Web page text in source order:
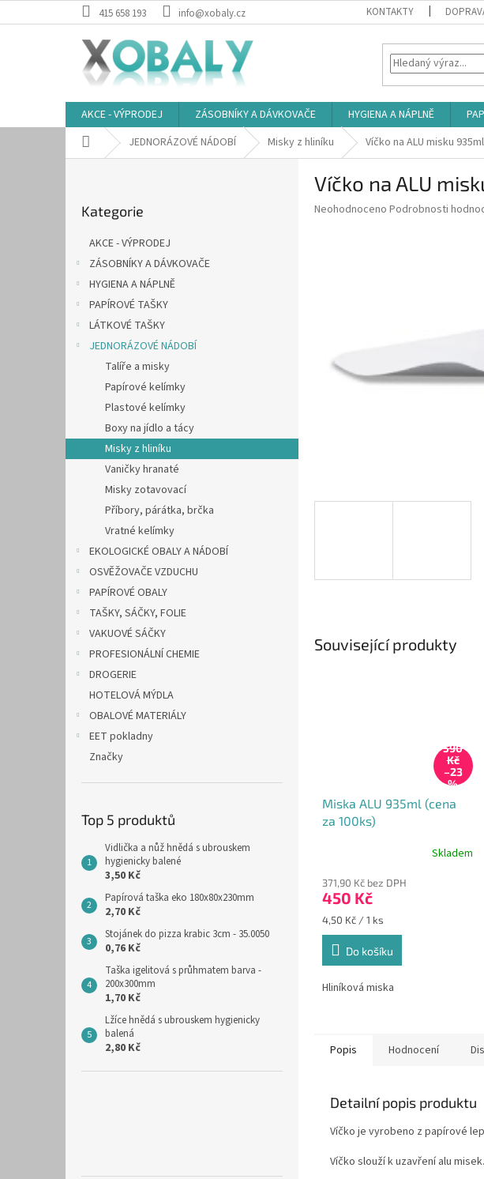
na
415 658 193 info@xobaly.cz KONTAKTY
AKCE - VÝPRODEJ ZÁSOBNÍKY A DÁVKOVAČE HYGIENA A NÁPLNĚ
Domů JEDNORÁZOVÉ NÁDOBÍ Misky z hliníku Víčko na ALU misku
kategorie
Kategorie
AKCE - VÝPRODEJ
ZÁSOBNÍKY A DÁVKOVAČE
HYGIENA A NÁPLNĚ
PAPÍROVÉ TAŠKY
LÁTKOVÉ TAŠKY
JEDNORÁZOVÉ NÁDOBÍ
Talíře a misky
Papírové kelímky
Plastové kelímky
Boxy na jídlo a tácy
Misky z hliníku
Vaničky hranaté
Misky zotavovací
Příbory, párátka, brčka
Vratné kelímky
EKOLOGICKÉ OBALY A NÁDOBÍ
OSVĚŽOVAČE VZDUCHU
PAPÍROVÉ OBALY
TAŠKY, SÁČKY, FOLIE
VAKUOVÉ SÁČKY
PROFESIONÁLNÍ CHEMIE
DROGERIE
HOTELOVÁ MÝDLA
OBALOVÉ MATERIÁLY
EET pokladny
Značky
Top 5 produktů
Vidlička a nůž hnědá s ubrouskem
hygienicky balené
3,50 Kč
Papírová taška eko 180x80x230mm
2,70 Kč
Stojánek do pizza krabic 3cm - 35.0050
0,76 Kč
Taška igelitová s průhmatem barva -
200x300mm
1,70 Kč
Lžíce hnědá s ubrouskem hygienicky
balená
2,80 Kč
Víčko na ALU
Průměrné
Neohodnoceno Podrobnosti
Související produkty
590
Kč
–23
%
Miska ALU 935ml (cena
za 100ks)
Skladem
371,90 Kč bez DPH
450 Kč
Měrná
cena:
4,50 Kč / 1 ks
Do košíku
Hliníková miska
Popis Hodnocení
Detailní popis produktu
Víčko je vyrobeno z papírové
Víčko slouží k uzavření alu misek.